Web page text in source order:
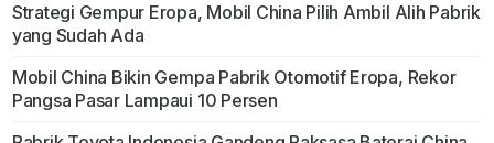
Strategi Gempur Eropa, Mobil China Pilih Ambil Alih Pabrik
yang Sudah Ada
Mobil China Bikin Gempa Pabrik Otomotif Eropa, Rekor
Pangsa Pasar Lampaui 10 Persen